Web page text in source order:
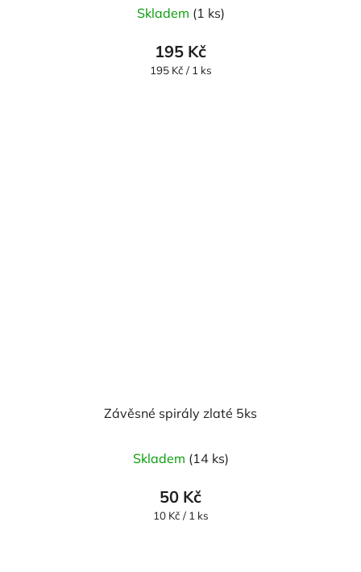
Skladem (1 ks)
195 Kč
Měrná
195 Kč / 1 ks
Závěsné spirály zlaté 5ks
Skladem (14 ks)
50 Kč
Měrná
10 Kč / 1 ks